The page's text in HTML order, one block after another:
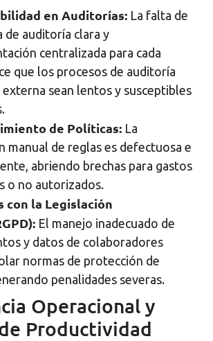
en Auditorías: La falta de
de auditoría clara y
centralizada para cada
que los procesos de auditoría
sean lentos y susceptibles
de Políticas: La
manual de reglas es defectuosa e
abriendo brechas para gastos
o no autorizados.
con la Legislación
El manejo inadecuado de
y datos de colaboradores
normas de protección de
penalidades severas.
Operacional y
Productividad